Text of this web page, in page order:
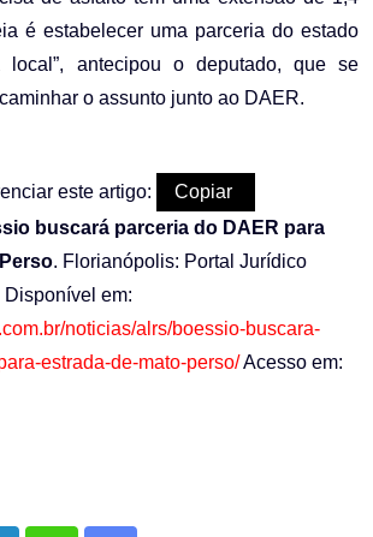
é estabelecer uma parceria do estado
local”, antecipou o deputado, que se
o assunto junto ao DAER.
este artigo:
Copiar
buscará parceria do DAER para
. Florianópolis: Portal Jurídico
Disponível em:
noticias/alrs/boessio-buscara-
estrada-de-mato-perso/Acesso em: